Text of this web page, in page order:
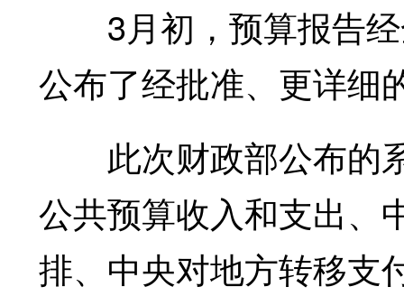
3月初，预算报告经
公布了经批准、更详细
此次财政部公布的
公共预算收入和支出、
排、中央对地方转移支